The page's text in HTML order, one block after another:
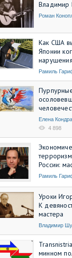
Владимир
Роман
Как США
Японии
Рамиль
Елена
4 898
России:
Рамиль
Уроки
К
мастера
Владимир
минном